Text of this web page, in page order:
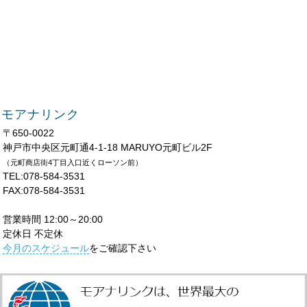
モアナリンク
〒650-0022
神戸市中央区元町通4-1-18 MARUYO元町ビル2F
（元町商店街4丁目入口近くローソン前）
TEL:078-584-3531
FAX:078-584-3531
営業時間 12:00～20:00
定休日 不定休
今月のスケジュールをご確認下さい